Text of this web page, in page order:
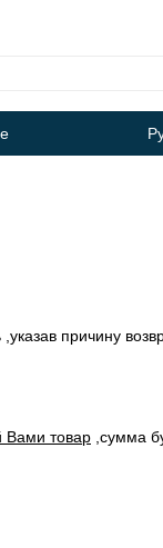
причину
Вами товар ,сумма